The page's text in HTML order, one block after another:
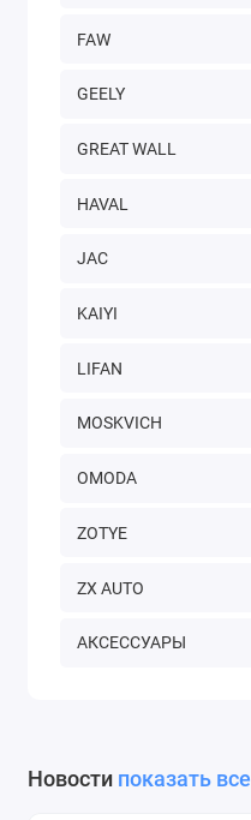
FAW
GEELY
GREAT WALL
HAVAL
JAC
KAIYI
LIFAN
MOSKVICH
OMODA
ZOTYE
ZX AUTO
АКСЕССУАРЫ
Новости показать все